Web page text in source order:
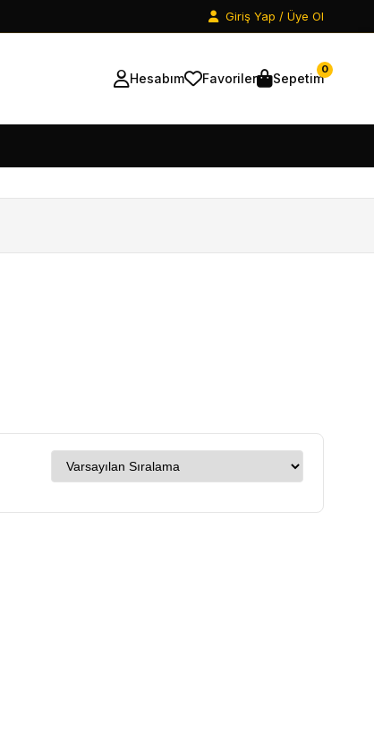
Giriş Yap / Üye Ol
Hesabım Favoriler Sepetim
0